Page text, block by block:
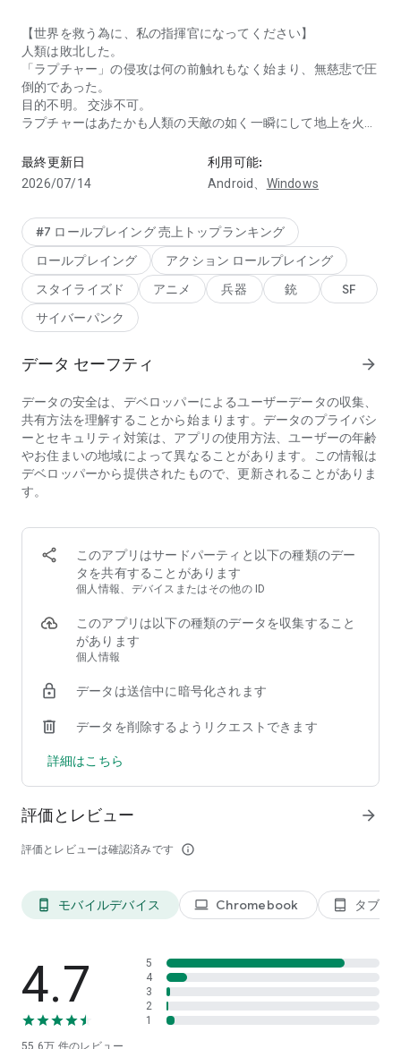
【世界を救う為に、私の指揮官になってください】
人類は敗北した。
「ラプチャー」の侵攻は何の前触れもなく始まり、無慈悲で圧
倒的であった。
目的不明。 交渉不可。
ラプチャーはあたかも人類の天敵の如く一瞬にして地上を火の
次から次へと津波のように襲いかかってくる彼らの攻勢を前
に、今まで築き上げてきた技術は何の意味も成さなかった。
僅かばかりの効果を発揮しただけで、戦況を逆転させる奇跡を
起こすには至らなかった。
まさしく完璧な敗北。
人類は地上をラプチャーに奪われ、地下の奥深くへと住処を移
した。
少女たちが目を覚ます。
地下に追いやられた人類があらゆる技術を集約して生み出した
少女たちは数十年間一度も開けられたことがない、地上へと続
くエレベーターに乗りこむ。
人類は祈った。
少女たちが自分たちの矢となってくれることを。
復讐の刀となってくれることを。
そうした痛切な願いが込められた名前とともに少女たちは地上
その名は——ニケ。
人類に勝利をもたらす最後の希望。
▶ユニークで魅力的なキャラクター達
個性に溢れた魅力的なニケたちと共に戦おう！
▶ハイクオリティなグラフィック表現
さらに、物理演算エンジンやリップシンクモーションなどの最
今までと違うモーション及びアニメーションを表現！
▶最高に楽しめる戦術体験
多種な銃器とキャラクタースキルを活用し
変化し続ける戦局と戦術を体験しよう！
▶壮大な世界観とシナリオ
感情を躍動させる多彩なシナリオ。
最終更新日
2026/07/14
利用可能:
Android、 Windows
#7 ロールプレイング 売上トップランキング
ロールプレイング
アクション ロールプレイング
スタイライズド
アニメ 兵器 銃
SF
サイバーパンク
データ セーフティ arrow_forward
データの安全は、デベロッパーによるユーザーデータの収集、
共有方法を理解することから始まります。データのプライバシ
ーとセキュリティ対策は、アプリの使用方法、ユーザーの年齢
やお住まいの地域によって異なることがあります。この情報は
デベロッパーから提供されたもので、更新されることがありま
す。
このアプリはサードパーティと以下の種類のデー
タを共有することがあります
個人情報、デバイスまたはその他の ID
このアプリは以下の種類のデータを収集すること
があります
個人情報
データは送信中に暗号化されます
データを削除するようリクエストできます
詳細はこちら
評価とレビュー
評価とレビューは確認済みです info_outline
arrow_forward
phone_android モバイルデバイス laptop Chromebook tablet_android タブレ
4.7
55.6万 件のレビュー
5
4
3
2
1